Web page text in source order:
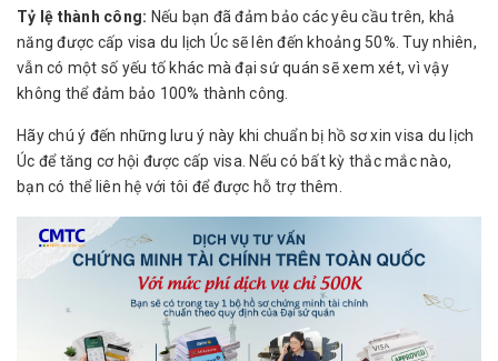
Tỷ lệ thành công: Nếu bạn đã đảm bảo các yêu cầu trên, khả
năng được cấp visa du lịch Úc sẽ lên đến khoảng 50%. Tuy nhiên,
vẫn có một số yếu tố khác mà đại sứ quán sẽ xem xét, vì vậy
không thể đảm bảo 100% thành công.
Hãy chú ý đến những lưu ý này khi chuẩn bị hồ sơ xin visa du lịch
Úc để tăng cơ hội được cấp visa. Nếu có bất kỳ thắc mắc nào,
bạn có thể liên hệ với tôi để được hỗ trợ thêm.